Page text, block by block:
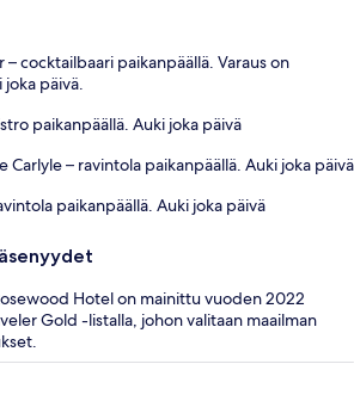
– cocktailbaari paikanpäällä. Varaus on
päivä.
paikanpäällä. Auki joka päivä
Carlyle – ravintola paikanpäällä. Auki joka päivä
paikanpäällä. Auki joka päivä
Hotel on mainittu vuoden 2022
Gold -listalla, johon valitaan maailman